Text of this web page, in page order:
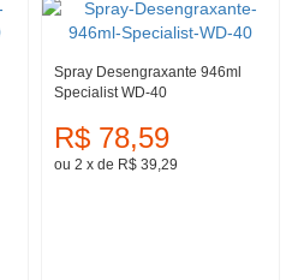
Spray Desengraxante 946ml
Specialist WD-40
R$ 78,59
ou 2 x de R$ 39,29